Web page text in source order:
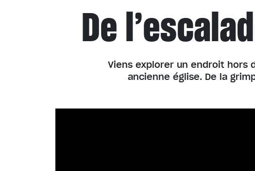
De
Viens explorer un endroit hors
ancienne église. De la